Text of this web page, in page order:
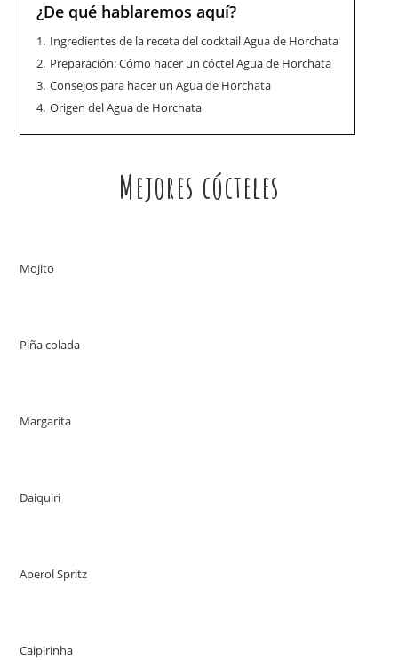
¿De qué hablaremos aquí?
1. Ingredientes de la receta del cocktail Agua de Horchata
2. Preparación: Cómo hacer un cóctel Agua de Horchata
3. Consejos para hacer un Agua de Horchata
4. Origen del Agua de Horchata
Mejores cócteles
Mojito
Piña colada
Margarita
Daiquiri
Aperol Spritz
Caipirinha